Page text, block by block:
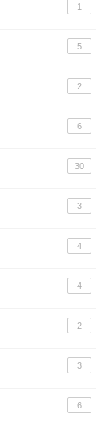
1
5
2
6
30
3
4
4
2
3
6